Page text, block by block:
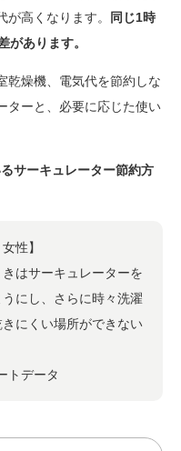
高くなります。
同じ1時
があります。
乾燥機、電気代を節約しな
ターと、必要に応じた使い
サーキュレーター節約方
性】
はサーキュレーターを
にし、さらに時々洗濯
にくい場所ができない
トデータ